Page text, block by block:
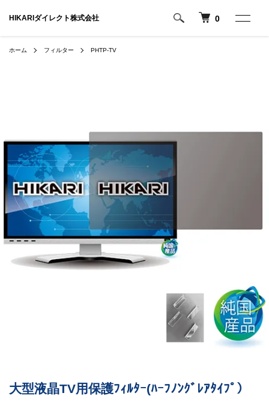
HIKARIダイレクト株式会社 0
ホーム フィルター PHTP-TV
大型液晶TV用保護ﾌｨﾙﾀｰ(ﾊｰﾌﾉﾝｸﾞﾚｱﾀｲﾌﾟ）